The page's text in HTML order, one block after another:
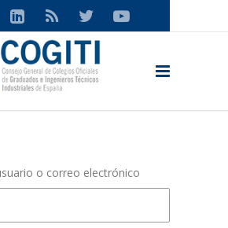
o correo electrónico